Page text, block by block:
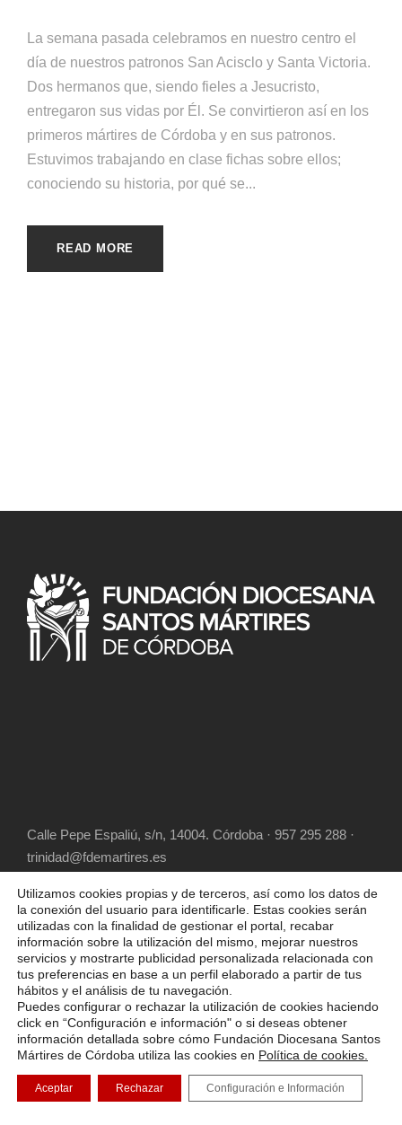
La semana pasada celebramos en nuestro centro el
día de nuestros patronos San Acisclo y Santa Victoria.
Dos hermanos que, siendo fieles a Jesucristo,
entregaron sus vidas por Él. Se convirtieron así en los
primeros mártires de Córdoba y en sus patronos.
Estuvimos trabajando en clase fichas sobre ellos;
conociendo su historia, por qué se...
READ MORE
Calle Pepe Espaliú, s/n, 14004. Córdoba · 957 295 288 ·
trinidad@fdemartires.es
COPYRIGHT 2025 FUNDACIÓN DIOCESANA
SANTOS MÁRTIRES, ALL RIGHT RESERVED
POLÍTICA DE COOKIES AVISO LEGAL
POLÍTICA DE PRIVACIDAD
Utilizamos cookies propias y de terceros, así como los datos de
la conexión del usuario para identificarle. Estas cookies serán
utilizadas con la finalidad de gestionar el portal, recabar
información sobre la utilización del mismo, mejorar nuestros
servicios y mostrarte publicidad personalizada relacionada con
tus preferencias en base a un perfil elaborado a partir de tus
hábitos y el análisis de tu navegación.
Puedes configurar o rechazar la utilización de cookies haciendo
click en “Configuración e información" o si deseas obtener
información detallada sobre cómo Fundación Diocesana Santos
Mártires de Córdoba utiliza las cookies en Política de cookies.
Aceptar Rechazar Configuración e Información